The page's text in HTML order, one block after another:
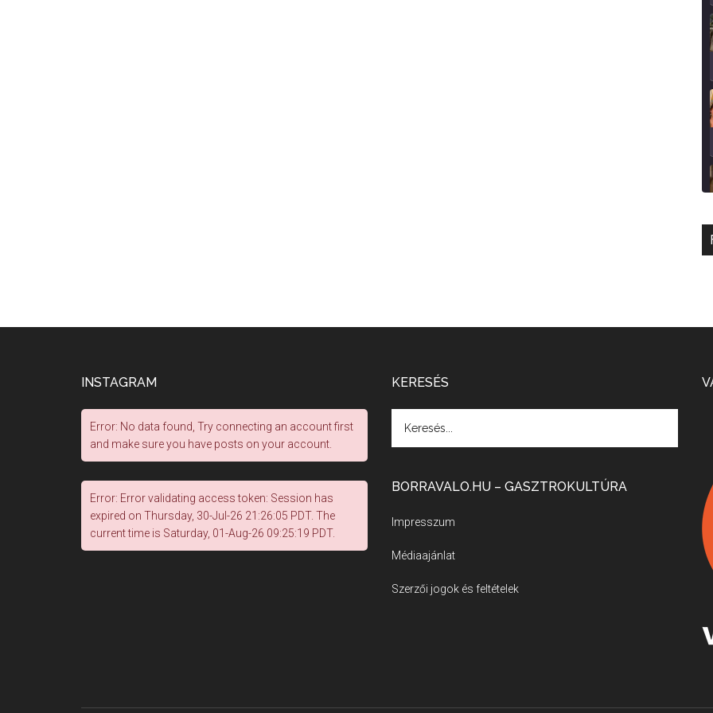
INSTAGRAM
Error: No data found, Try connecting an account first
and make sure you have posts on your account.
Error: Error validating access token: Session has
expired on Thursday, 30-Jul-26 21:26:05 PDT. The
current time is Saturday, 01-Aug-26 09:25:19 PDT.
KERESÉS
BORRAVALO.HU – GASZTROKULTÚRA
Impresszum
Médiaajánlat
Szerzői jogok és feltételek